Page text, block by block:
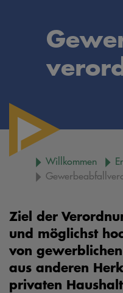
Willkommen
Ziel der
und möglichst
von
aus anderen
privaten